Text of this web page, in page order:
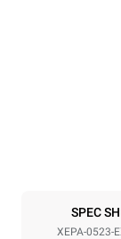
GN
SPEC
XEPA-0523-